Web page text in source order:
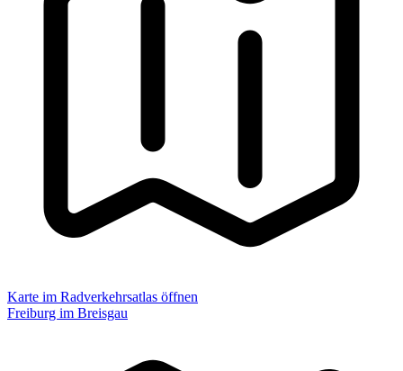
Karte im Radverkehrsatlas öffnen
Freiburg im Breisgau